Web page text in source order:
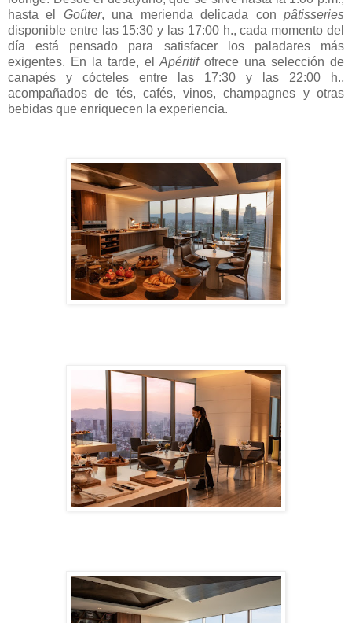
hasta el Goûter, una merienda delicada conpâtisseries
disponible entre las 15:30 y las 17:00 h., cada momento del
día está pensado para satisfacer los paladares más
exigentes. En la tarde, elApéritifofrece una selección de
canapés y cócteles entre las 17:30 y las 22:00 h.,
acompañados de tés, cafés, vinos, champagnes y otras
bebidas que enriquecen la experiencia.